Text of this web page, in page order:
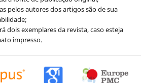
pelos autores dos artigos são de sua
dois exemplares da revista, caso esteja
impresso.